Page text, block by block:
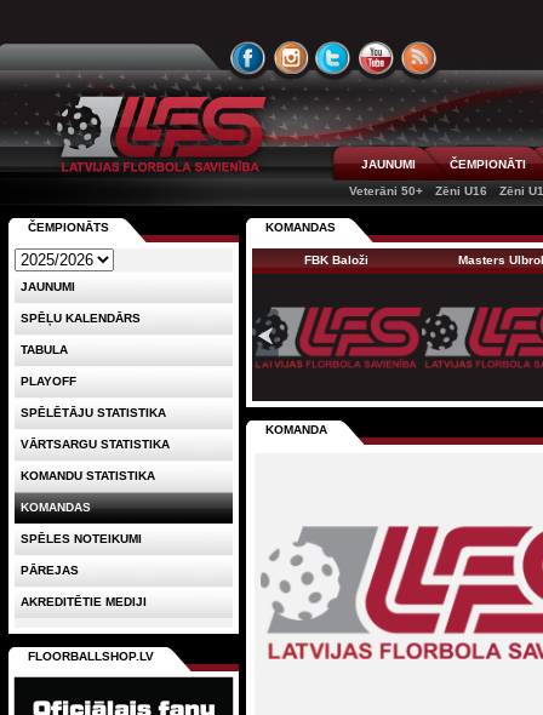
JAUNUMI
ČEMPIONĀTI
Veterāni 50+
Zēni U16 Zēni
KOMANDAS
FBK Baloži Masters
KOMANDA
ČEMPIONĀTS
JAUNUMI
SPĒĻU KALENDĀRS
TABULA
PLAYOFF
SPĒLĒTĀJU STATISTIKA
VĀRTSARGU STATISTIKA
KOMANDU STATISTIKA
KOMANDAS
SPĒLES NOTEIKUMI
PĀREJAS
AKREDITĒTIE MEDIJI
FLOORBALLSHOP.LV